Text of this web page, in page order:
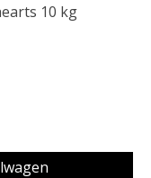
10 kg